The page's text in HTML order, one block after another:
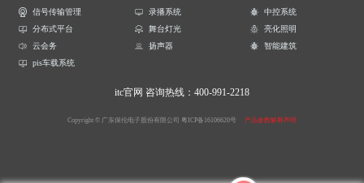
信号传输管理
录播系统
中控系统
分布式平台
舞台灯光
亮化照明
云会务
扬声器
智能建筑
pis车载系统
itc官网 咨询热线：400-991-2218
Copyright © 广东保伦电子股份有限公司 粤ICP备16106620号 产品参数解释声明